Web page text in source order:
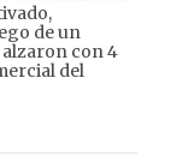
de un
alzaron con 4
del